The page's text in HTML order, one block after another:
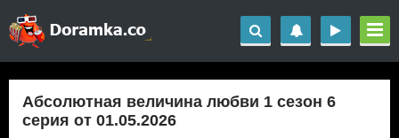
Абсолютная величина любви 1 сезон 6
серия от 01.05.2026